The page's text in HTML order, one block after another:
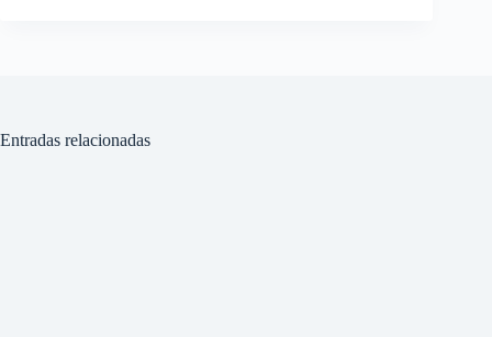
Entradas relacionadas